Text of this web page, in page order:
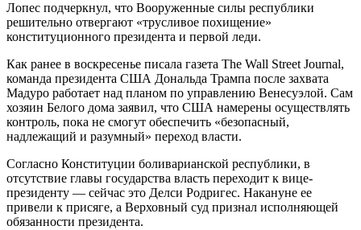
Лопес подчеркнул, что Вооруженные силы республики
решительно отвергают «трусливое похищение»
конституционного президента и первой леди.
Как ранее в воскресенье писала газета The Wall Street Journal,
команда президента США Дональда Трампа после захвата
Мадуро работает над планом по управлению Венесуэлой. Сам
хозяин Белого дома заявил, что США намерены осуществлять
контроль, пока не смогут обеспечить «безопасный,
надлежащий и разумный» переход власти.
Согласно Конституции боливарианской республики, в
отсутствие главы государства власть переходит к вице-
президенту — сейчас это Делси Родригес. Накануне ее
привели к присяге, а Верховный суд признал исполняющей
обязанности президента.